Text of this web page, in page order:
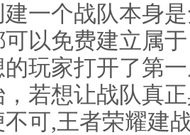
一个战队本身
以免费建立属
玩家打开了第
若想让战队真
可,王者荣耀建